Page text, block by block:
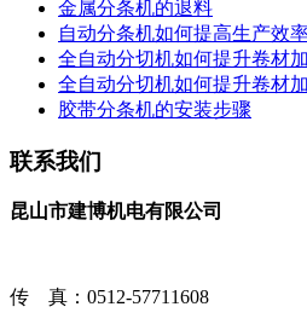
金属分条机的退料
自动分条机如何提高生产效
全自动分切机如何提升卷材
全自动分切机如何提升卷材
胶带分条机的安装步骤
联系我们
昆山市建博机电有限公司
传 真：0512-57711608